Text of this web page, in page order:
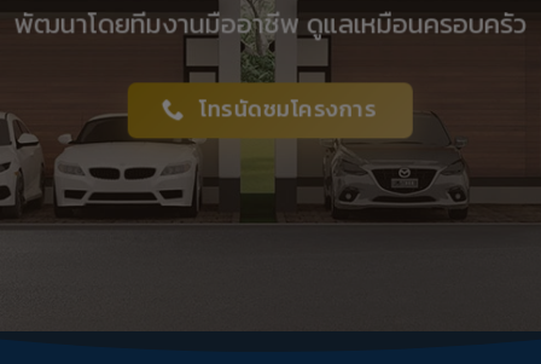
พัฒนาโดยทีมงานมืออาชีพ ดูแลเหมือนครอบครัว
โทรนัดชมโครงการ